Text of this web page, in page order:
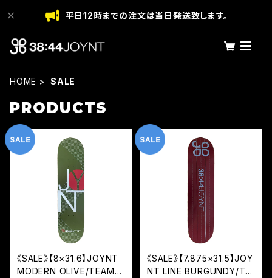
平日12時までの注文は当日発送致します。
HOME SALE
PRODUCTS
《SALE》【8×31.6】JOYNT
MODERN OLIVE/TEAM
《SALE》【7.875×31.5】JOY
NT LINE BURGUNDY/TE